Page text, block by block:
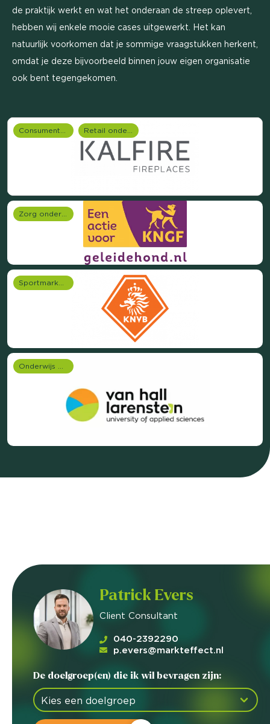
de praktijk werkt en wat het onderaan de streep oplevert,
hebben wij enkele mooie cases uitgewerkt. Het kan
natuurlijk voorkomen dat je sommige vraagstukken herkent,
omdat je deze bijvoorbeeld binnen jouw eigen organisatie
ook bent tegengekomen.
Patrick Evers
Client Consultant
040-2392290
p.evers@markteffect.nl
De doelgroep(en) die ik wil bevragen zijn: